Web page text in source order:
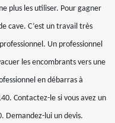
plus les utiliser. Pour gagner
cave. C’est un travail très
Un professionnel
les encombrants vers une
en débarras à
Contactez-le si vous avez un
Demandez-lui un devis.